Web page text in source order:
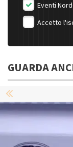
Eventi
Accetto
GUARDA